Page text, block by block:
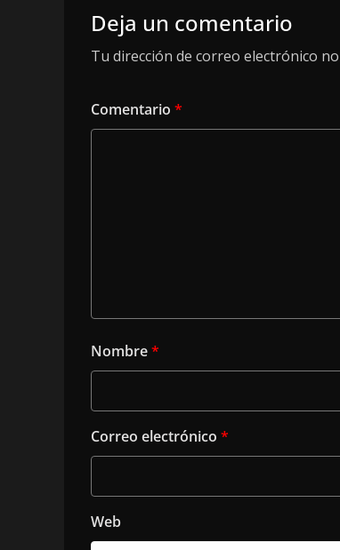
Deja un comentario
Tu dirección de correo electrónico
Comentario *
Nombre*
Correo electrónico *
Web